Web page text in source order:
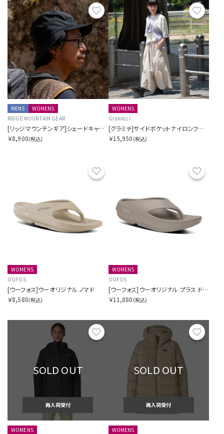
お気に入り
MENS
WOMENS
RIDGE MOUNTAIN GEAR
[リッジマウンテンギア]シェードキャップ
￥8,900(税込)
お気
WOMENS
Gramicci
[グラミチ]サイドポケットナイロンフレアパンツ SORA別注
￥15,950 (税込)
お気に入り
WOMENS
OOFOS
[ウーフォス]ウーオリジナル ノマド
￥8,580(税込)
WOMENS
OOFOS
[ウーフォス]ウーオリジナル プラス ドリフトウッド
￥11,880 (税込)
お気に入り
SOLD OUT
再入荷受付
WOMENS
SOLD OUT
再入荷受付
WOMENS